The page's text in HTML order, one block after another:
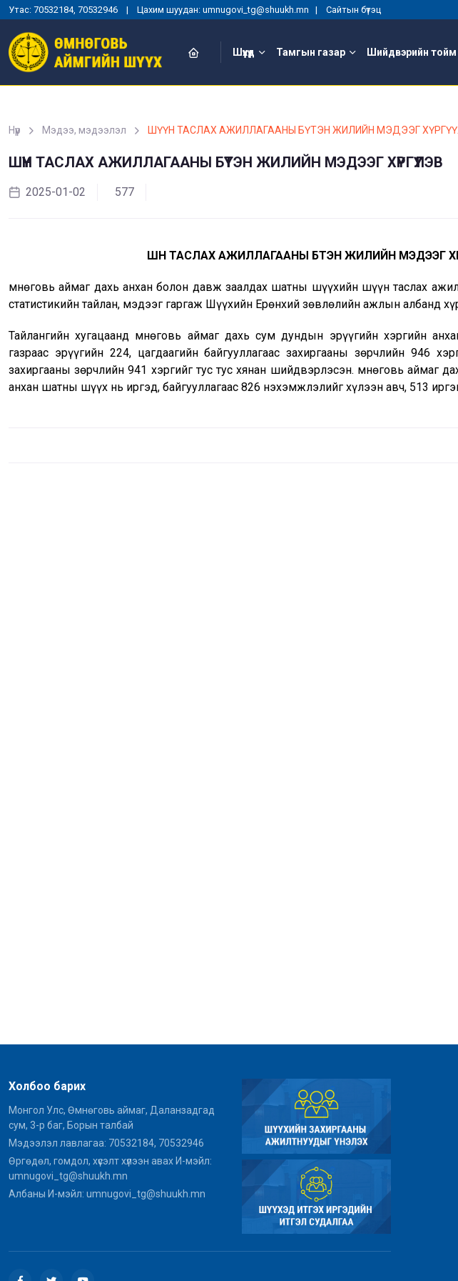
Утас: 70532184, 70532946 | Цахим шуудан: umnugovi_tg@shuukh.mn | Сайтын бүтэц
Шүүхүүд Тамгын газар Шийдвэрийн тойм
Нүүр Мэдээ, мэдээлэл ШҮҮН ТАСЛАХ АЖИЛЛАГААНЫ БҮТЭН ЖИЛИЙН МЭДЭЭГ
ШҮҮН ТАСЛАХ АЖИЛЛАГААНЫ БҮТЭН ЖИЛИЙН МЭДЭЭГ ХҮРГҮҮЛЭВ
2025-01-02 577
ШҮҮН ТАСЛАХ АЖИЛЛАГААНЫ БҮТЭН ЖИЛИЙН МЭДЭЭГ
Өмнөговь аймаг дахь анхан болон давж заалдах шатны шүүхийн шүүн таслах
статистикийн тайлан, мэдээг гаргаж Шүүхийн Ерөнхий зөвлөлийн ажлын албанд
Тайлангийн хугацаанд Өмнөговь аймаг дахь сум дундын эрүүгийн хэргийн
газраас эрүүгийн 224, цагдаагийн байгууллагаас захиргааны зөрчлийн 946
захиргааны зөрчлийн 941 хэргийг тус тус хянан шийдвэрлэсэн. Өмнөговь аймаг
анхан шатны шүүх нь иргэд, байгууллагаас 826 нэхэмжлэлийг хүлээн авч, 513
Холбоо барих
Монгол Улс, Өмнөговь аймаг, Даланзадгад
сум, 3-р баг, Борын талбай
Мэдээлэл лавлагаа: 70532184, 70532946
Өргөдөл, гомдол, хүсэлт хүлээн авах И-мэйл:
umnugovi_tg@shuukh.mn
Албаны И-мэйл: umnugovi_tg@shuukh.mn